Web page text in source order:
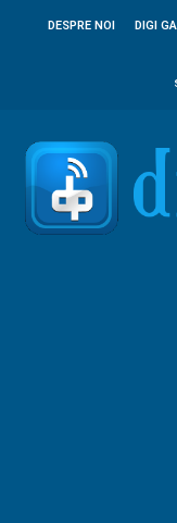
DESPRE NOI DIGI